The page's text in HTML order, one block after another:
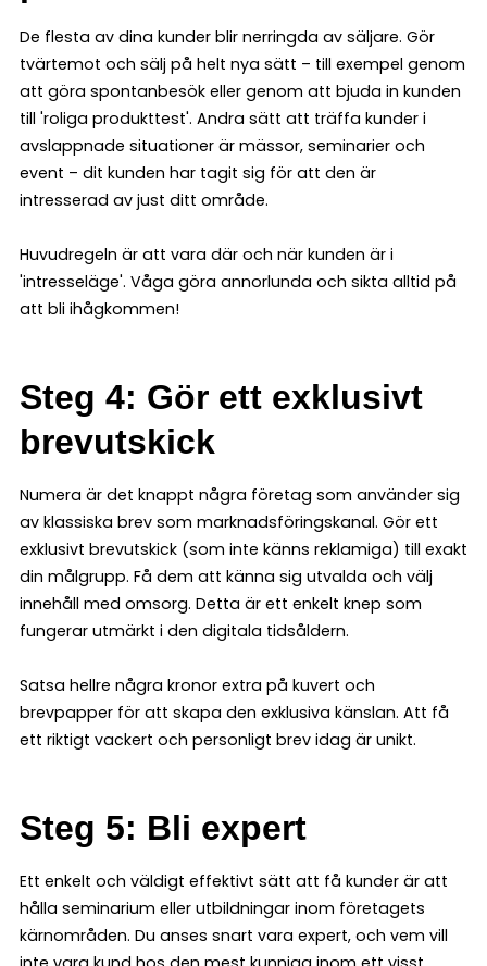
De flesta av dina kunder blir nerringda av säljare. Gör
tvärtemot och sälj på helt nya sätt – till exempel genom
att göra spontanbesök eller genom att bjuda in kunden
till 'roliga produkttest'. Andra sätt att träffa kunder i
avslappnade situationer är mässor, seminarier och
event – dit kunden har tagit sig för att den är
intresserad av just ditt område.
Huvudregeln är att vara där och när kunden är i
'intresseläge'. Våga göra annorlunda och sikta alltid på
att bli ihågkommen!
Steg 4: Gör ett exklusivt
brevutskick
Numera är det knappt några företag som använder sig
av klassiska brev som marknadsföringskanal. Gör ett
exklusivt brevutskick (som inte känns reklamiga) till exakt
din målgrupp. Få dem att känna sig utvalda och välj
innehåll med omsorg. Detta är ett enkelt knep som
fungerar utmärkt i den digitala tidsåldern.
Satsa hellre några kronor extra på kuvert och
brevpapper för att skapa den exklusiva känslan. Att få
ett riktigt vackert och personligt brev idag är unikt.
Steg 5: Bli expert
Ett enkelt och väldigt effektivt sätt att få kunder är att
hålla seminarium eller utbildningar inom företagets
kärnområden. Du anses snart vara expert, och vem vill